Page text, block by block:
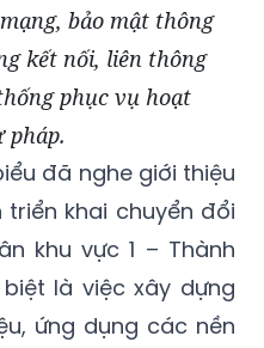
bảo mật thông
kết nối, liên thông
phục vụ hoạt
pháp.
đã nghe giới thiệu
khai chuyển đổi
khu vực 1 – Thành
là việc xây dựng
ứng dụng các nền